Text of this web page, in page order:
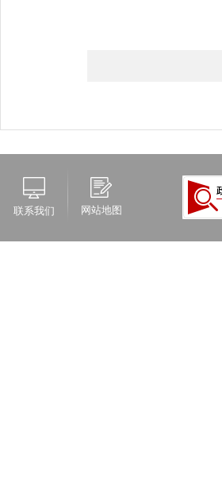
联系我们 网站地图